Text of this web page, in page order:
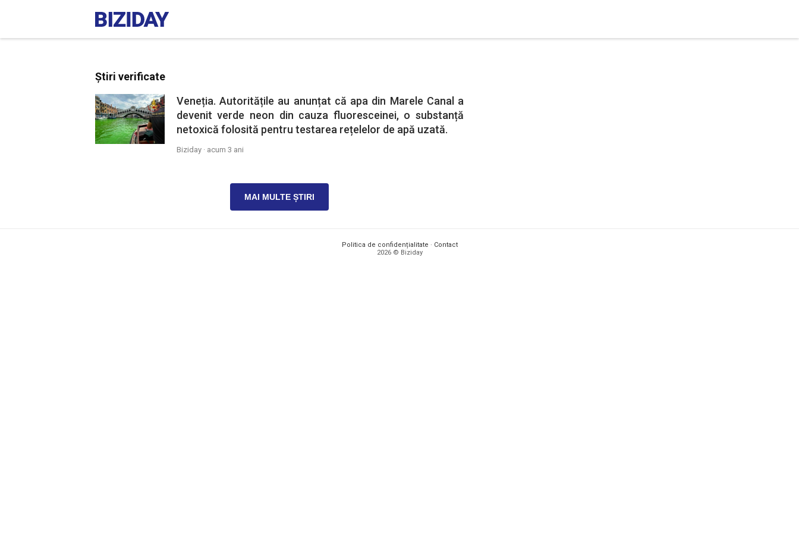
Știri verificate
Veneția. Autoritățile au anunțat că apa din Marele Canal a
devenit verde neon din cauza fluoresceinei, o substanță
netoxică folosită pentru testarea rețelelor de apă uzată.
Biziday · acum 3 ani
MAI MULTE ȘTIRI
Politica de confidențialitate · Contact
2026 © Biziday